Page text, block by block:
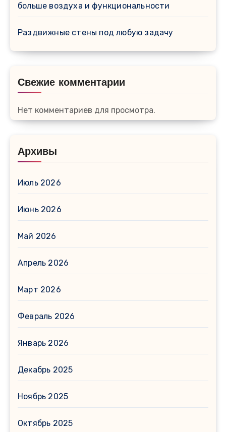
больше воздуха и функциональности
Раздвижные стены под любую задачу
Свежие комментарии
Нет комментариев для просмотра.
Архивы
Июль 2026
Июнь 2026
Май 2026
Апрель 2026
Март 2026
Февраль 2026
Январь 2026
Декабрь 2025
Ноябрь 2025
Октябрь 2025